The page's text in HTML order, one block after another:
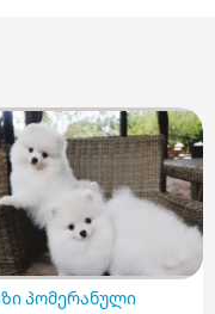
პომერანული